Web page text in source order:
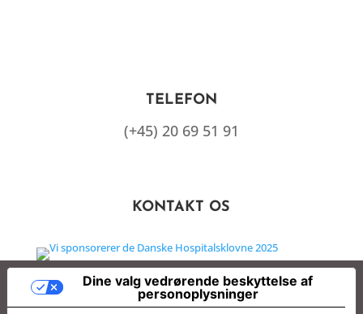
TELEFON
(+45) 20 69 51 91
KONTAKT OS
Dine valg vedrørende beskyttelse af
personoplysninger